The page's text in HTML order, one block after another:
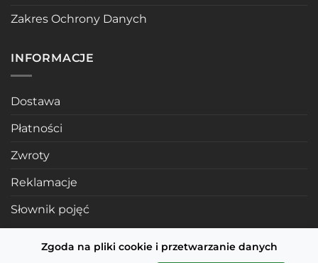
Zgoda na pliki cookie i przetwarzanie danych
Zakres Ochrony Danych
INFORMACJE
Dostawa
Płatności
Zwroty
Reklamacje
Słownik pojęć
POLECANE STRONY